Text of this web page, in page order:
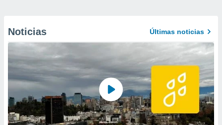
Noticias Últimas noticias